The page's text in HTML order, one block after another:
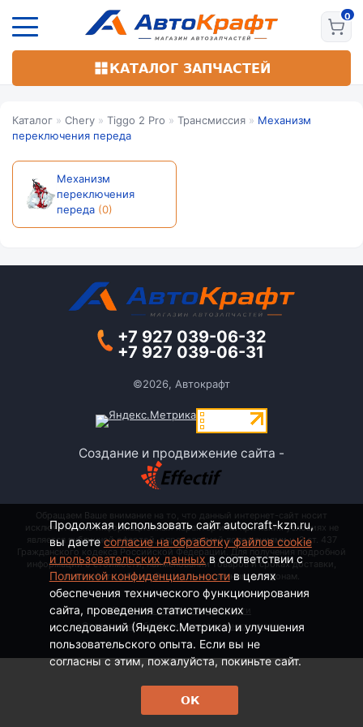
основному
КАТАЛОГ ЗАПЧАСТЕЙ
Каталог » Chery » Tiggo 2 Pro » Трансмиссия » Механизм
переключения переда
Механизм
переключения
переда (0)
+7 927 039-06-32
+7 927 039-06-31
©2026, Автокрафт
Создание и продвижение сайта -
Обращаем Ваше внимание на то, что данный интернет-сайт носит
исключительно информационный характер и ни при каких условиях не
является публичной офертой, определяемой положениями ч. 2 ст. 437
Гражданского кодекса Российской Федерации. Для получения подробной
информации о стоимости, наименовании товаров и сроках доставки,
пожалуйста, обращайтесь по контактным телефонам.
Политика конфиденциальности
Согласие на обработку персональных данных
Продолжая использовать сайт autocraft-kzn.ru,
вы даете согласие на обработку файлов cookie
и пользовательских данныхв соответствии с
Политикой конфиденциальностив целях
обеспечения технического функционирования
сайта, проведения статистических
исследований (Яндекс.Метрика) и улучшения
пользовательского опыта. Если вы не
согласны с этим, пожалуйста, покиньте сайт.
ОК